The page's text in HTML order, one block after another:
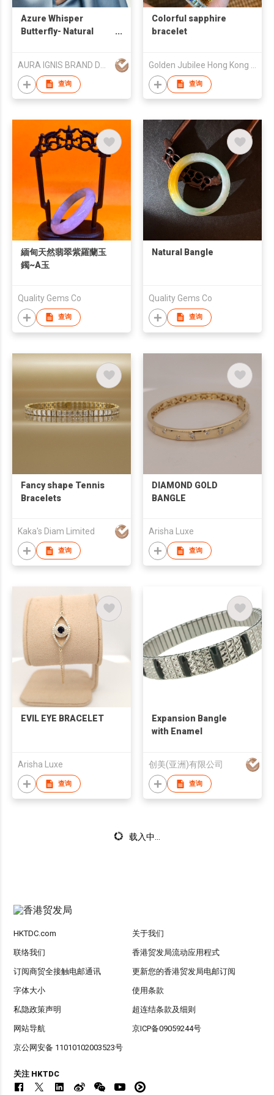
Azure Whisper
Butterfly- Natural
Handmade 925 Silver
Lace Wings
查询
Colorful sapphire
bracelet
查询
緬甸天然翡翠紫羅蘭玉
鐲~A玉
Quality Gems Co
查询
Natural Bangle
Quality Gems Co
查询
Fancy shape Tennis
Bracelets
Kaka's Diam Limited
查询
DIAMOND GOLD
BANGLE
Arisha Luxe
查询
EVIL EYE BRACELET
Arisha Luxe
查询
Expansion Bangle
with Enamel
创美(亚洲)有限公司
查询
载入中...
HKTDC.com 关于我们
联络我们 香港贸发局流动应用程式
订阅商贸全接触电邮通讯 更新您的香港贸发局电邮订阅
字体大小 使用条款
私隐政策声明 超连结条款及细则
网站导航 京ICP备09059244号
京公网安备 11010102003523号
关注 HKTDC